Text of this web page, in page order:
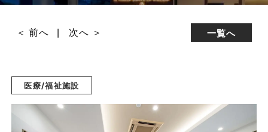
＜ 前へ 次へ ＞ 一覧へ
医療/福祉施設